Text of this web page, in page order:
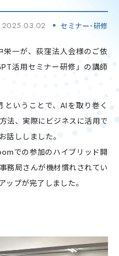
2025.03.02 セミナー･研修
一が、荻窪法人会様のご依
活用セミナー研修」の講師
いうことで、AIを取り巻く
法、実際にビジネスに活用で
話ししました。
での参加のハイブリッド開
務局さんが機材慣れされてい
ップが完了しました。